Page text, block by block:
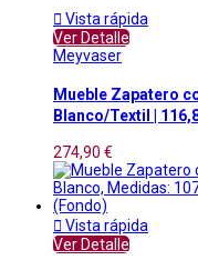
 Vista rápida
Ver Detalle
Meyvaser
Mueble Zapatero
Blanco/Textil |
274,90 €
 Vista rápida
Ver Detalle